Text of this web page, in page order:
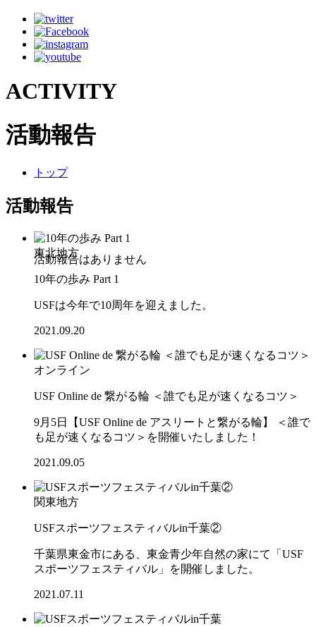
ACTIVITY
活動報告
トップ
活動報告
東北地方
10年の歩み Part 1
USFは今年で10周年を迎えました。
2021.09.20
オンライン
USF Online de 繋がる輪 ＜誰でも足が速くなるコツ＞
9月5日【USF Online de アスリートと繋がる輪】 ＜誰で
も足が速くなるコツ＞を開催いたしました！
2021.09.05
関東地方
USFスポーツフェスティバルin千葉②
千葉県東金市にある、東金青少年自然の家にて「USF
スポーツフェスティバル」を開催しました。
2021.07.11